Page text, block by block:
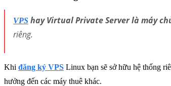
VPS hay Virtual Private Server là máy
riêng.
Khi đăng ký VPS Linux bạn sẽ sở hữu hệ thống
hưởng đến các máy thuê khác.